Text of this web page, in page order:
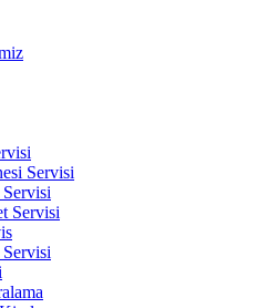
Servisi
Servisi